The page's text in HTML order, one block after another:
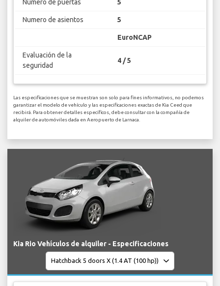
Número de puertas 5
Numero de asientos 5
EuroNCAP
Evaluación de la
seguridad
4 / 5
Las especificaciones que se muestran son solo para fines informativos, no podemos
garantizar el modelo de vehículo y las especificaciones exactas de Kia Ceed que
recibirá. Para obtener detalles específicos, debe consultar con la compañía de
alquiler de automóviles dada en Aeropuerto de Larnaca.
Kia Rio Vehículos de alquiler - Especificaciones